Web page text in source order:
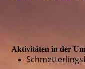
Aktivitäten in der